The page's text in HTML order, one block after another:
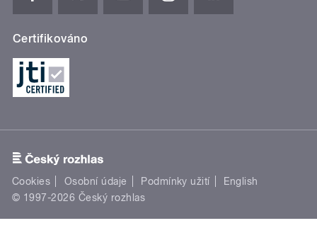
Certifikováno
Cookies Osobní údaje Podmínky užití
English
© 1997-2026 Český rozhlas